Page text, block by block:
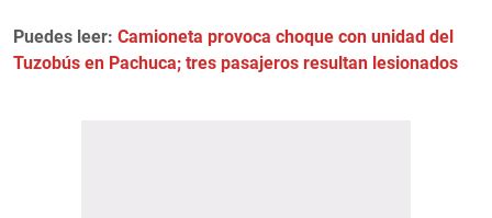
Puedes leer: Camioneta provoca choque con unidad del
Tuzobús en Pachuca; tres pasajeros resultan lesionados